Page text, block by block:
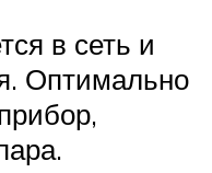
в сеть и
Оптимально